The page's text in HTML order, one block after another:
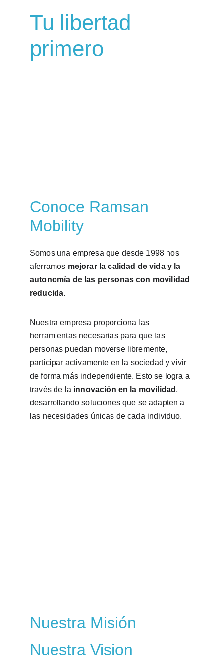
Tu libertad
primero
Conoce Ramsan
Mobility
Somos una empresa que desde 1998 nos
aferramos mejorar la calidad de vida y la
autonomía de las personas con movilidad
reducida.
Nuestra empresa proporciona las
herramientas necesarias para que las
personas puedan moverse libremente,
participar activamente en la sociedad y vivir
de forma más independiente. Esto se logra a
través de la innovación en la movilidad ,
desarrollando soluciones que se adapten a
las necesidades únicas de cada individuo.
Nuestra Misión
Nuestra Vision